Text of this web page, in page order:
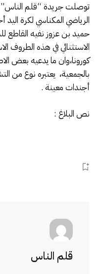
توصلت جريدة “قلم الناس”
الرياضي المكناسي لكرة
حميد بن عزوز نفيه القاطع
الاستثنائي في هذه الطروف
كورونا،وان ما يدعيه بعض
بالجمعية، يعتبره نوع من
أجندات معينة .
نص البلاغ :
قلم الناس